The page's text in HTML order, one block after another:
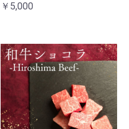
￥5,000